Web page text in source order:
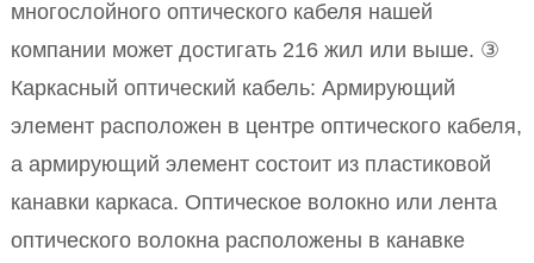
многослойного оптического кабеля нашей
компании может достигать 216 жил или выше. ③
Каркасный оптический кабель: Армирующий
элемент расположен в центре оптического кабеля,
а армирующий элемент состоит из пластиковой
канавки каркаса. Оптическое волокно или лента
оптического волокна расположены в канавке